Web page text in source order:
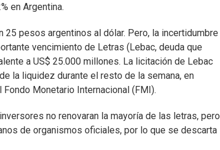
en Argentina.
25 pesos argentinos al dólar. Pero, la incertidumbre
vencimiento de Letras (Lebac, deuda que
a US$ 25.000 millones. La licitación de Lebac
la liquidez durante el resto de la semana, en
Monetario Internacional (FMI).
no renovaran la mayoría de las letras, pero
de organismos oficiales, por lo que se descarta